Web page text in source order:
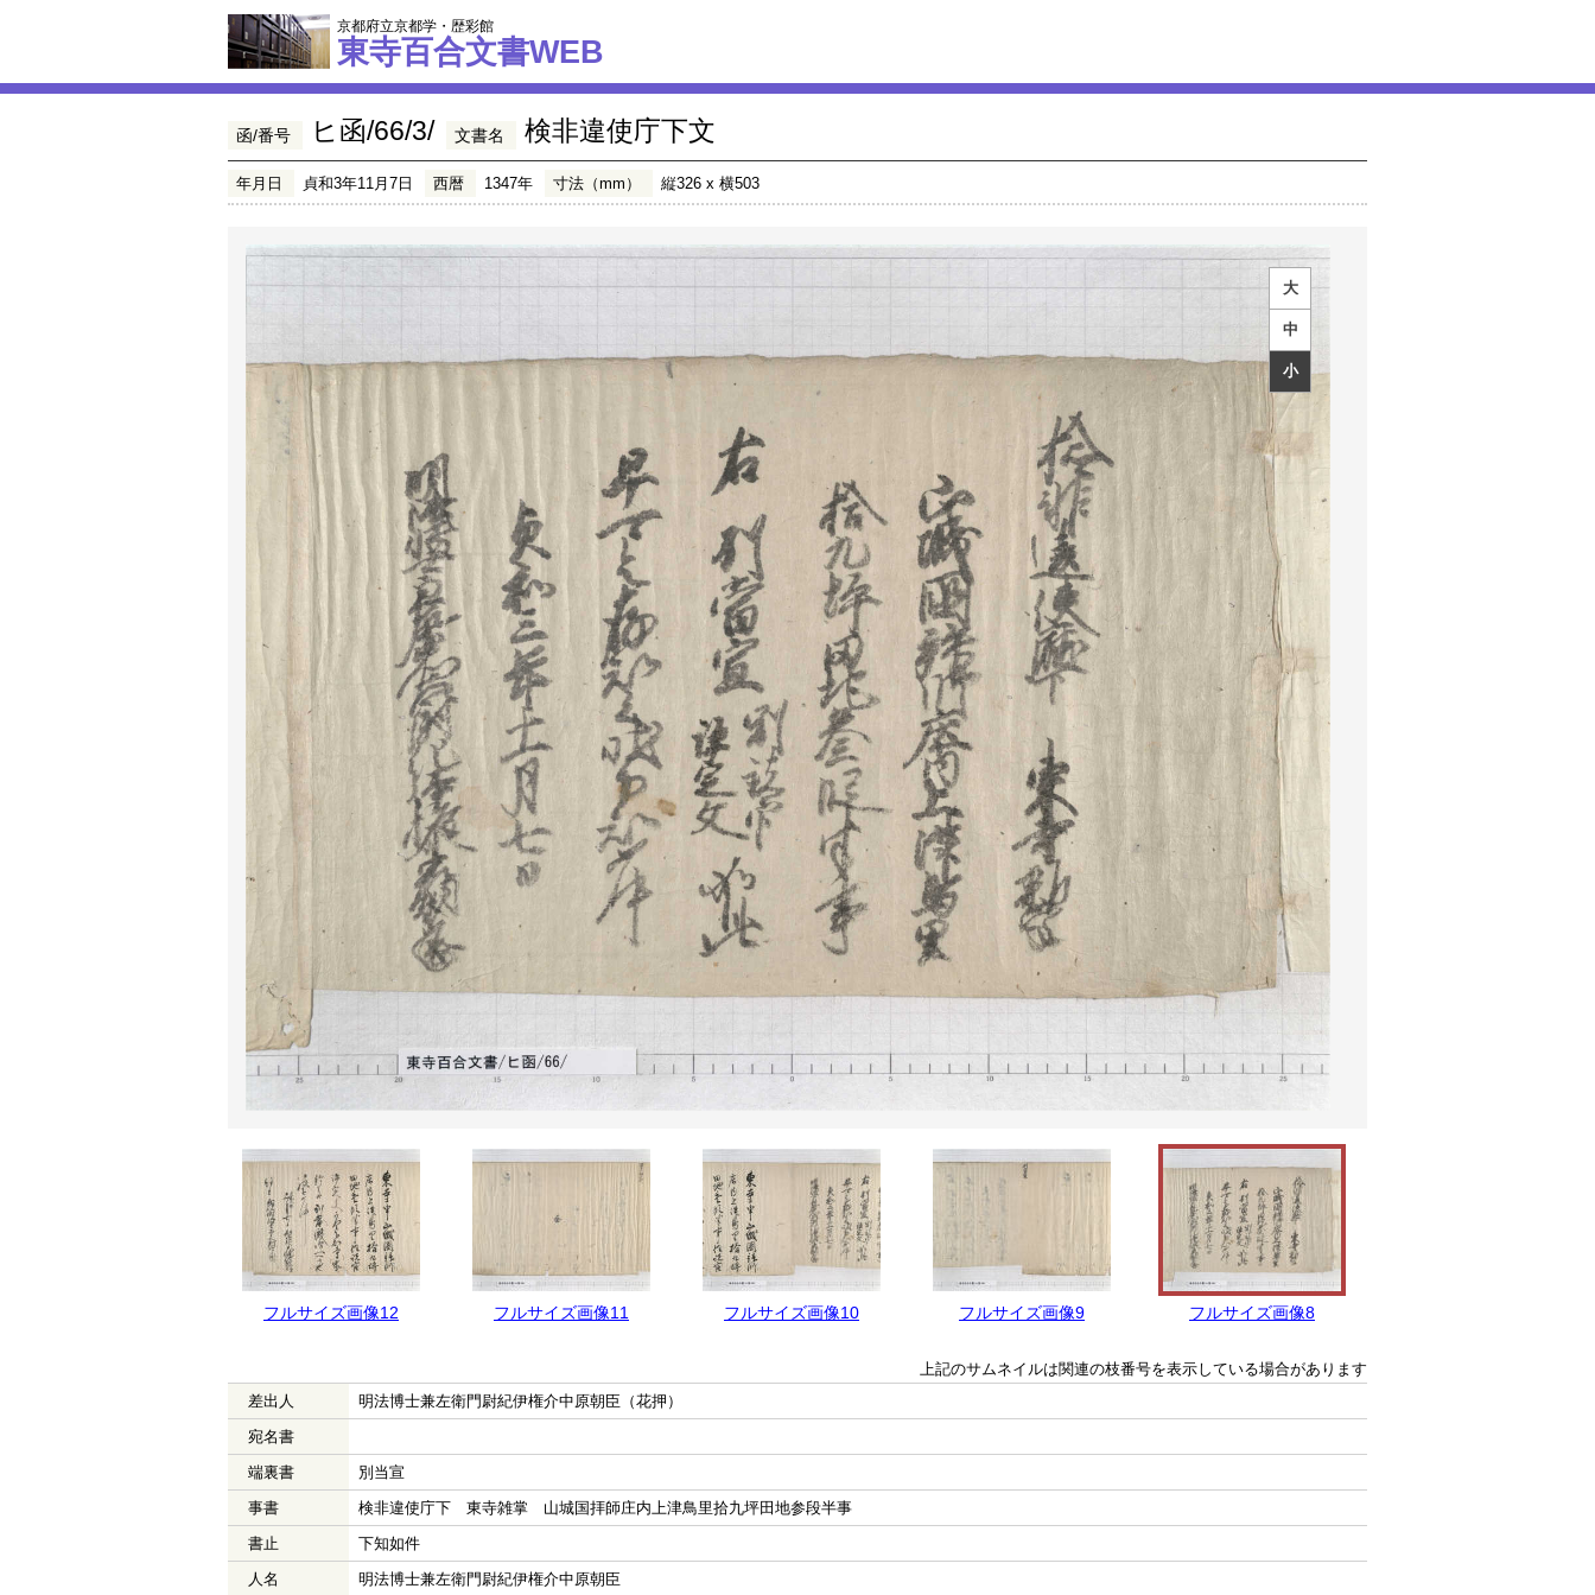
京都府立京都学・歴彩館
東寺百合文書WEB
函/番号 ヒ函/66/3/ 文書名 検非違使庁下文
年月日 貞和3年11月7日 西暦 1347年 寸法（mm） 縦326 x 横503
大
中
小
フルサイズ画像12 フルサイズ画像11 フルサイズ画像10 フルサイズ画像9 フルサイズ画像8
上記のサムネイルは関連の枝番号を表示している場合があります
差出人
明法博士兼左衛門尉紀伊権介中原朝臣（花押）
宛名書
端裏書
別当宣
事書
検非違使庁下 東寺雑掌 山城国拝師庄内上津鳥里拾九坪田地参段半事
書止
下知如件
人名
明法博士兼左衛門尉紀伊権介中原朝臣